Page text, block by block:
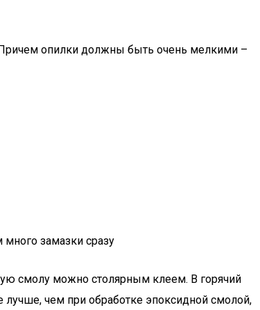
опилки должны быть очень мелкими –
замазки сразу
смолу можно столярным клеем. В горячий
чем при обработке эпоксидной смолой,